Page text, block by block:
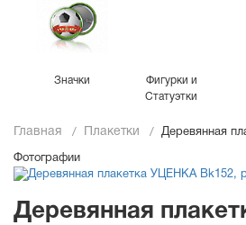
Значки
Фигурки и
Статуэтки
Главная Плакетки Деревянная
Фотографии
Деревянная